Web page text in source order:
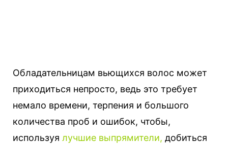
Обладательницам вьющихся волос может
приходиться непросто, ведь это требует
немало времени, терпения и большого
количества проб и ошибок, чтобы,
используя лучшие выпрямители, добиться